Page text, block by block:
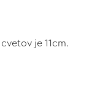
je 11cm.